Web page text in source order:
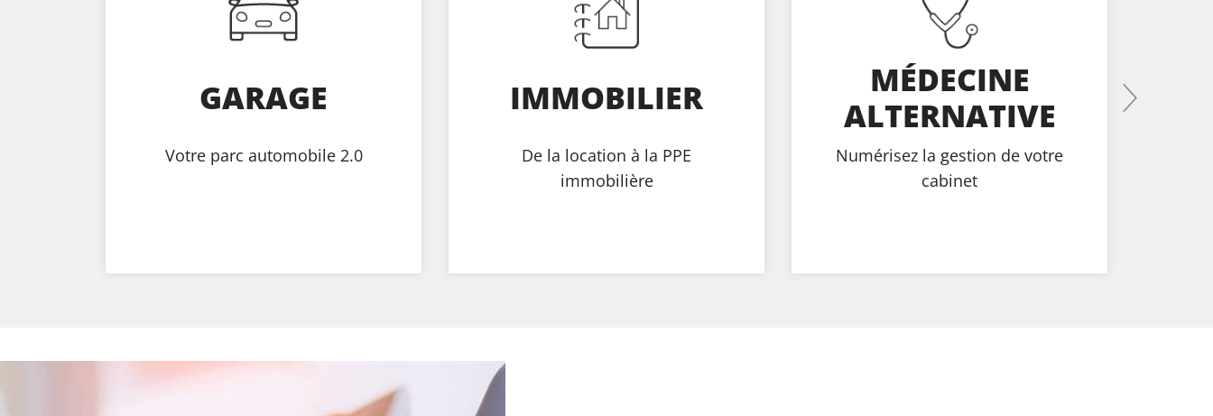
GARAGE
Votre parc automobile 2.0
IMMOBILIER
De la location à la PPE
immobilière
MÉDECINE
ALTERNATIVE
Numérisez la gestion de votre
cabinet